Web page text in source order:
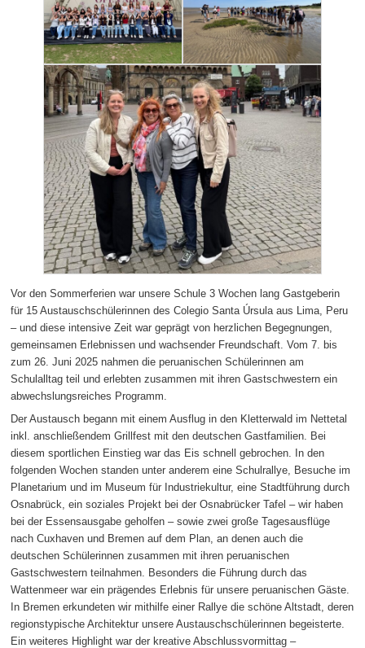
Vor den Sommerferien war unsere Schule 3 Wochen lang Gastgeberin
für 15 Austauschschülerinnen des Colegio Santa Úrsula aus Lima, Peru
– und diese intensive Zeit war geprägt von herzlichen Begegnungen,
gemeinsamen Erlebnissen und wachsender Freundschaft. Vom 7. bis
zum 26. Juni 2025 nahmen die peruanischen Schülerinnen am
Schulalltag teil und erlebten zusammen mit ihren Gastschwestern ein
abwechslungsreiches Programm.
Der Austausch begann mit einem Ausflug in den Kletterwald im Nettetal
inkl. anschließendem Grillfest mit den deutschen Gastfamilien. Bei
diesem sportlichen Einstieg war das Eis schnell gebrochen. In den
folgenden Wochen standen unter anderem eine Schulrallye, Besuche im
Planetarium und im Museum für Industriekultur, eine Stadtführung durch
Osnabrück, ein soziales Projekt bei der Osnabrücker Tafel – wir haben
bei der Essensausgabe geholfen – sowie zwei große Tagesausflüge
nach Cuxhaven und Bremen auf dem Plan, an denen auch die
deutschen Schülerinnen zusammen mit ihren peruanischen
Gastschwestern teilnahmen. Besonders die Führung durch das
Wattenmeer war ein prägendes Erlebnis für unsere peruanischen Gäste.
In Bremen erkundeten wir mithilfe einer Rallye die schöne Altstadt, deren
regionstypische Architektur unsere Austauschschülerinnen begeisterte.
Ein weiteres Highlight war der kreative Abschlussvormittag –